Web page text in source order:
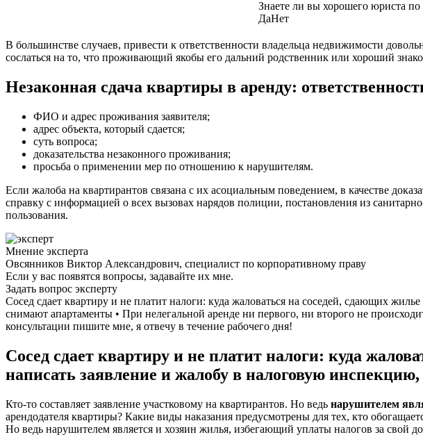
Знаете ли вы хорошего юриста
ДаНет
В большинстве случаев, привести к ответственности владельца недвижимости
сослаться на то, что проживающий якобы его дальний родственник или хороший
Незаконная сдача квартиры в аренду:
ФИО и адрес проживания заявителя;
адрес объекта, который сдается;
суть вопроса;
доказательства незаконного проживания;
просьба о применении мер по отношению к нарушителям.
Если жалоба на квартирантов связана с их асоциальным поведением, в качестве
справку с информацией о всех вызовах нарядов полиции, постановления из
пользования.
Мнение эксперта
Овсянников Виктор Александрович, специалист по корпоративному праву
Если у вас появятся вопросы, задавайте их мне.
Задать вопрос эксперту
Сосед сдает квартиру и не платит налоги: куда жаловаться на соседей, сдающих
снимают апартаменты • При нелегальной аренде ни первого, ни второго не
консультации пишите мне, я отвечу в течение рабочего дня!
Сосед сдает квартиру и не платит налоги: куда
написать заявление и жалобу в налоговую
Кто-то составляет заявление участковому на квартирантов. Но ведь нарушителем
арендодателя квартиры? Какие виды наказания предусмотрены для тех, кто
Но ведь нарушителем является и хозяин жилья, избегающий уплаты налогов за свой